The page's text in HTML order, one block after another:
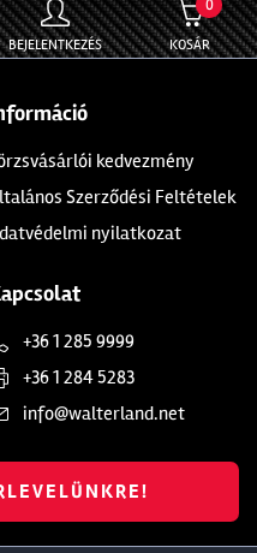
BEJELENTKEZÉS
0
KOSÁR
kedvezmény
Szerződési Feltételek
nyilatkozat
+36 1 285 9999
+36 1 284 5283
info@walterland.net